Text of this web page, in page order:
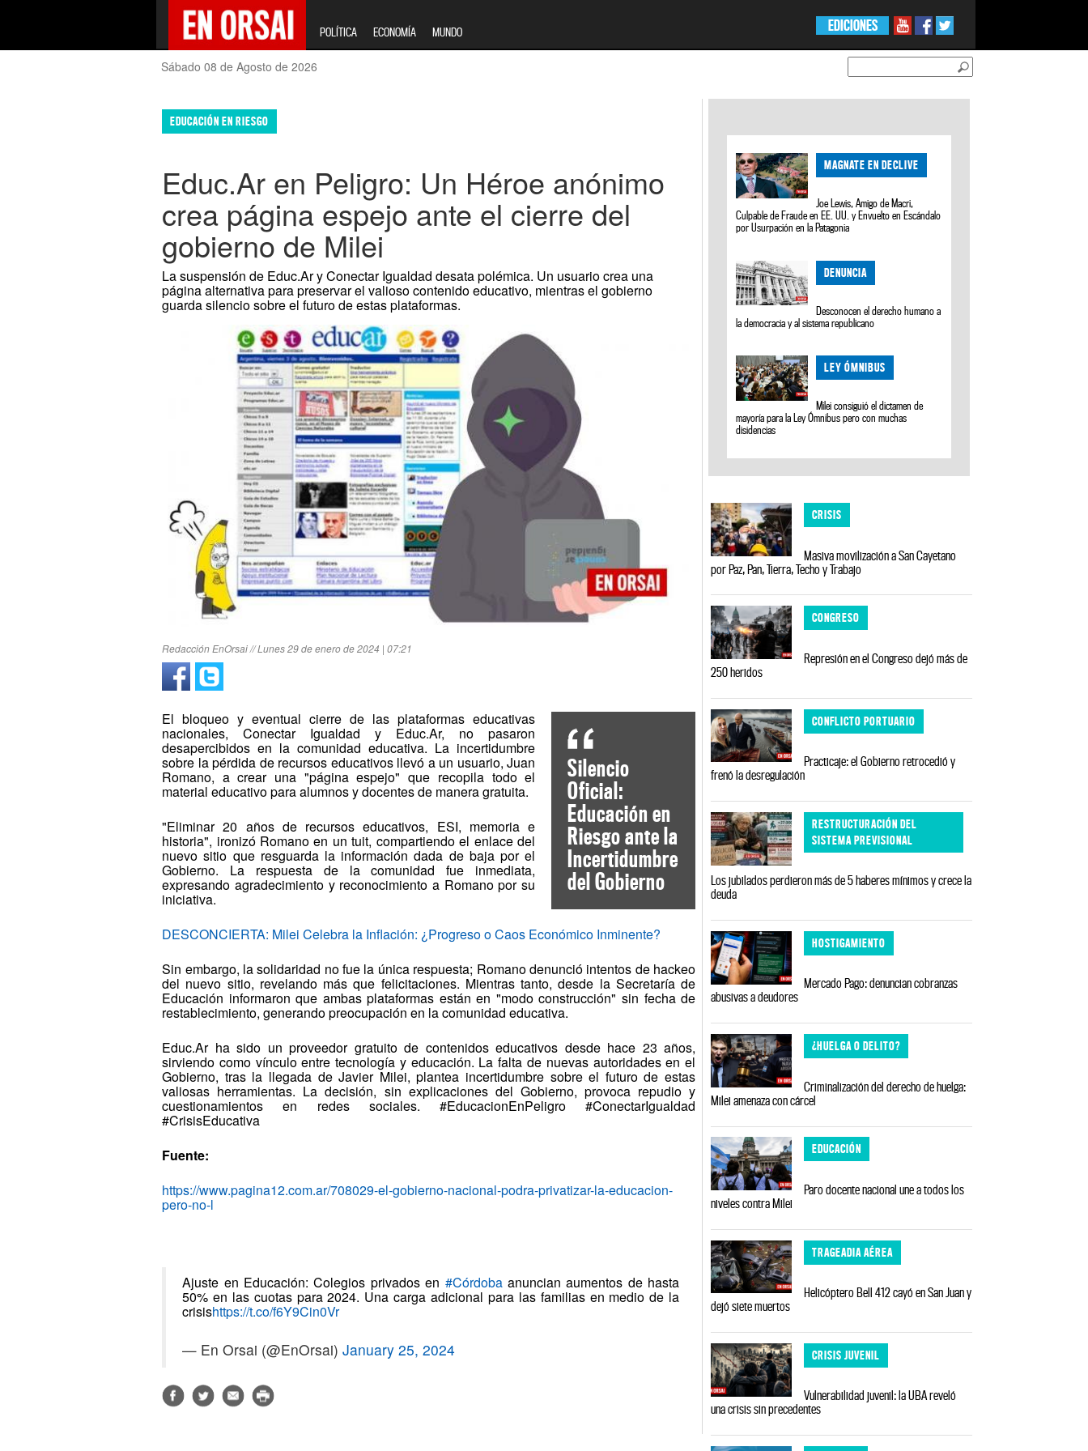
POLÍTICA ECONOMÍA MUNDO EDICIONES
Sábado 08 de Agosto de 2026
EDUCACIÓN EN RIESGO
Educ.Ar en Peligro: Un Héroe anónimo
crea página espejo ante el cierre del
gobierno de Milei
La suspensión de Educ.Ar y Conectar Igualdad desata polémica. Un usuario crea una
página alternativa para preservar el valioso contenido educativo, mientras el gobierno
guarda silencio sobre el futuro de estas plataformas.
Redacción EnOrsai // Lunes 29 de enero de 2024 | 07:21
Silencio
Oficial:
Educación en
Riesgo ante la
Incertidumbre
del Gobierno
El bloqueo y eventual cierre de las plataformas educativas
nacionales, Conectar Igualdad y Educ.Ar, no pasaron
desapercibidos en la comunidad educativa. La incertidumbre
sobre la pérdida de recursos educativos llevó a un usuario, Juan
Romano, a crear una "página espejo" que recopila todo el
material educativo para alumnos y docentes de manera gratuita.
"Eliminar 20 años de recursos educativos, ESI, memoria e
historia", ironizó Romano en un tuit, compartiendo el enlace del
nuevo sitio que resguarda la información dada de baja por el
Gobierno. La respuesta de la comunidad fue inmediata,
expresando agradecimiento y reconocimiento a Romano por su
iniciativa.
DESCONCIERTA: Milei Celebra la Inflación: ¿Progreso o Caos Económico Inminente?
Sin embargo, la solidaridad no fue la única respuesta; Romano denunció intentos de hackeo
del nuevo sitio, revelando más que felicitaciones. Mientras tanto, desde la Secretaría de
Educación informaron que ambas plataformas están en "modo construcción" sin fecha de
restablecimiento, generando preocupación en la comunidad educativa.
Educ.Ar ha sido un proveedor gratuito de contenidos educativos desde hace 23 años,
sirviendo como vínculo entre tecnología y educación. La falta de nuevas autoridades en el
Gobierno, tras la llegada de Javier Milei, plantea incertidumbre sobre el futuro de estas
valiosas herramientas. La decisión, sin explicaciones del Gobierno, provoca repudio y
cuestionamientos en redes sociales. #EducacionEnPeligro #ConectarIgualdad
#CrisisEducativa
Fuente:
https://www.pagina12.com.ar/708029-el-gobierno-nacional-podra-privatizar-la-educacion-
pero-no-l
Ajuste en Educación: Colegios privados en #Córdobaanuncian aumentos de hasta
50% en las cuotas para 2024. Una carga adicional para las familias en medio de la
crisishttps://t.co/f6Y9Cin0Vr
— En Orsai (@EnOrsai)January 25, 2024
MAGNATE EN DECLIVE
Joe Lewis, Amigo de Macri,
Culpable de Fraude en EE. UU. y Envuelto en Escándalo
por Usurpación en la Patagonia
DENUNCIA
Desconocen el derecho humano a
la democracia y al sistema republicano
LEY ÓMNIBUS
Milei consiguió el dictamen de
mayoría para la Ley Ómnibus pero con muchas
disidencias
CRISIS
Masiva movilización a San Cayetano
por Paz, Pan, Tierra, Techo y Trabajo
CONGRESO
Represión en el Congreso dejó más de
250 heridos
CONFLICTO PORTUARIO
Practicaje: el Gobierno retrocedió y
frenó la desregulación
RESTRUCTURACIÓN DEL
SISTEMA PREVISIONAL
Los jubilados perdieron más de 5 haberes mínimos y crece la
deuda
HOSTIGAMIENTO
Mercado Pago: denuncian cobranzas
abusivas a deudores
¿HUELGA O DELITO?
Criminalización del derecho de huelga:
Milei amenaza con cárcel
EDUCACIÓN
Paro docente nacional une a todos los
niveles contra Milei
TRAGEADIA AÉREA
Helicóptero Bell 412 cayó en San Juan y
dejó siete muertos
CRISIS JUVENIL
Vulnerabilidad juvenil: la UBA reveló
una crisis sin precedentes